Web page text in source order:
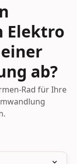
Elektro
ab?
Rad für Ihre